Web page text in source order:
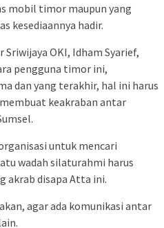
mobil timor maupun yang
kesediaannya hadir.
OKI, Idham Syarief,
pengguna timor ini,
dan yang terakhir, hal ini harus
keakraban antar
untuk mencari
wadah silaturahmi harus
akrab disapa Atta ini.
agar ada komunikasi antar